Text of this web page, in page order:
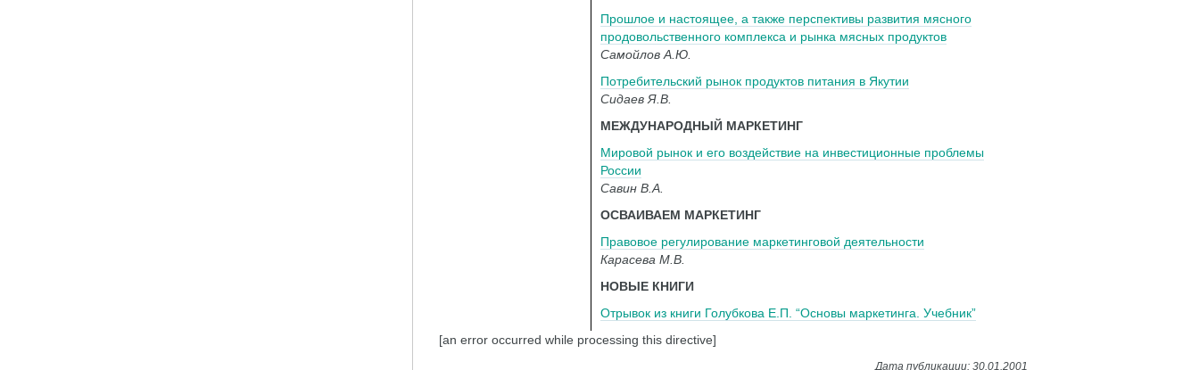
Прошлое и настоящее, а также перспективы развития мясного
продовольственного комплекса и рынка мясных продуктов
Самойлов А.Ю.
Потребительский рынок продуктов питания в Якутии
Сидаев Я.В.
МЕЖДУНАРОДНЫЙ МАРКЕТИНГ
Мировой рынок и его воздействие на инвестиционные проблемы
России
Савин В.А.
ОСВАИВАЕМ МАРКЕТИНГ
Правовое регулирование маркетинговой деятельности
Карасева М.В.
НОВЫЕ КНИГИ
Отрывок из книги Голубкова Е.П. “Основы маркетинга. Учебник”
[an error occurred while processing this directive]